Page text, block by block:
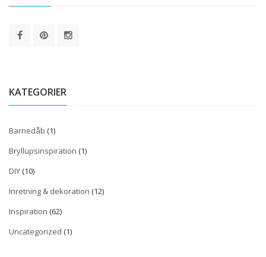
KATEGORIER
Barnedåb (1)
Bryllupsinspiration (1)
DIY(10)
Inretning & dekoration (12)
Inspiration (62)
Uncategorized (1)